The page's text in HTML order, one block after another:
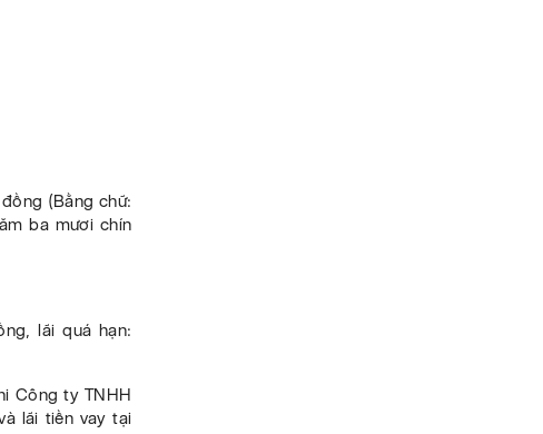
(Bằng chữ:
ba mươi chín
lãi quá hạn:
Công ty TNHH
lãi tiền vay tại